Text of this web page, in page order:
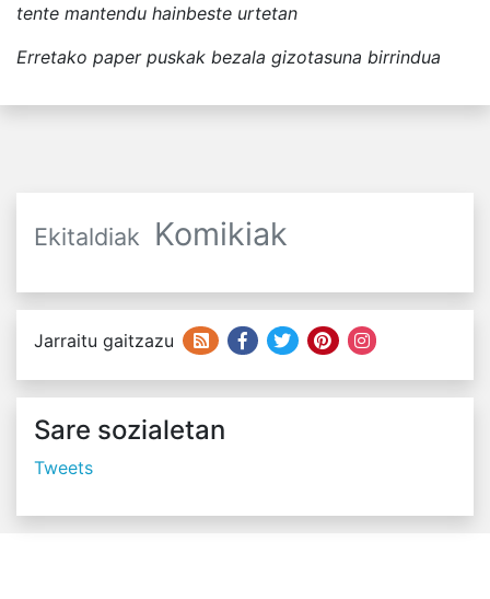
tente mantendu hainbeste urtetan
Erretako paper puskak bezala gizotasuna birrindua
Ekitaldiak Komikiak
Jarraitu gaitzazu
Sare sozialetan
Tweets